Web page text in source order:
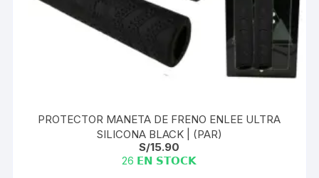
PROTECTOR MANETA DE FRENO ENLEE ULTRA
SILICONA BLACK | (PAR)
S/15.90
26 𝗘𝗡 𝗦𝗧𝗢𝗖𝗞